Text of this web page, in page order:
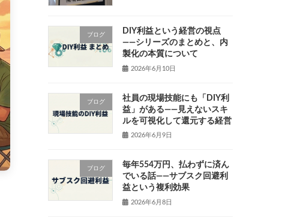
ブログ
DIY利益という経営の視点
——シリーズのまとめと、内
製化の本質について
2026年6月10日
ブログ
社員の現場技能にも「DIY利
益」がある——見えないスキ
ルを可視化して還元する経営
2026年6月9日
ブログ
毎年554万円、払わずに済ん
でいる話——サブスク回避利
益という複利効果
2026年6月8日